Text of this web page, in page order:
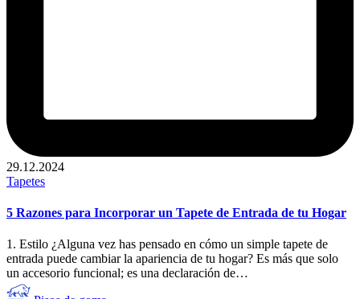
29.12.2024
Publicado
Tapetes
5 Razones para Incorporar un Tapete de Entrada de tu Hogar
1. Estilo ¿Alguna vez has pensado en cómo un simple tapete de
entrada puede cambiar la apariencia de tu hogar? Es más que solo
un accesorio funcional; es una declaración de…
Publicado